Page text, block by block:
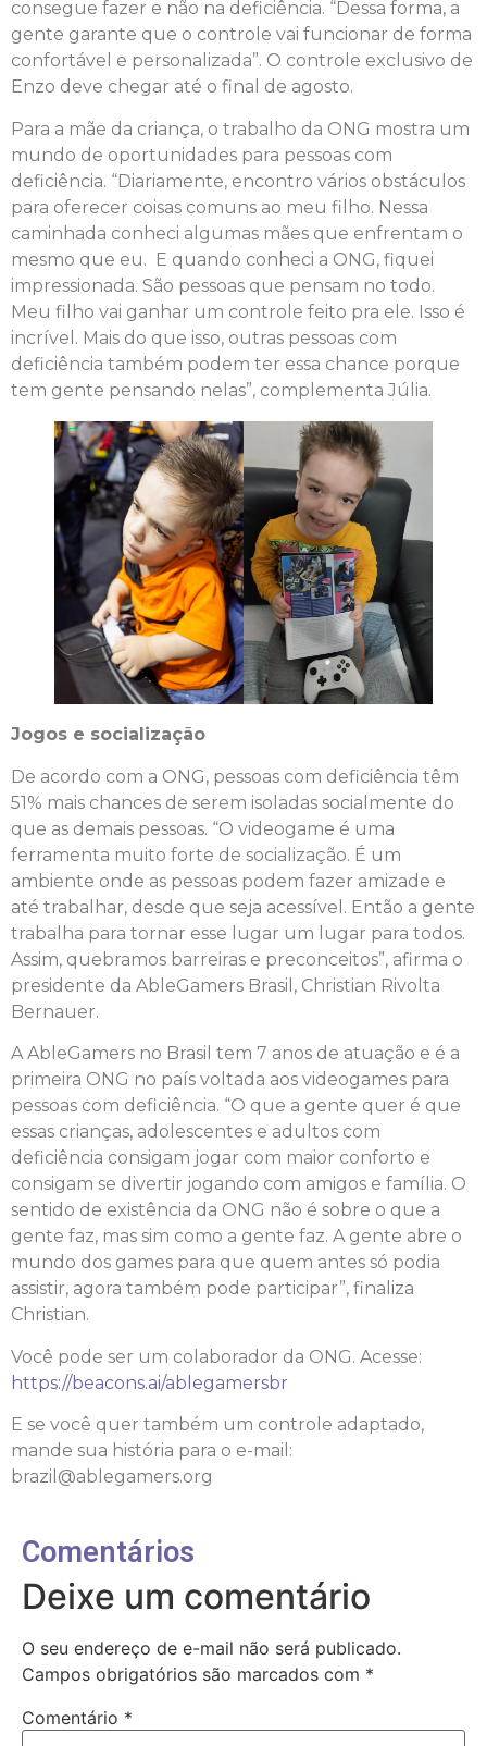
consegue fazer e não na deficiência. “Dessa forma, a
gente garante que o controle vai funcionar de forma
confortável e personalizada”. O controle exclusivo de
Enzo deve chegar até o final de agosto.
Para a mãe da criança, o trabalho da ONG mostra um
mundo de oportunidades para pessoas com
deficiência. “Diariamente, encontro vários obstáculos
para oferecer coisas comuns ao meu filho. Nessa
caminhada conheci algumas mães que enfrentam o
mesmo que eu. E quando conheci a ONG, fiquei
impressionada. São pessoas que pensam no todo.
Meu filho vai ganhar um controle feito pra ele. Isso é
incrível. Mais do que isso, outras pessoas com
deficiência também podem ter essa chance porque
tem gente pensando nelas”, complementa Júlia.
Jogos e socialização
De acordo com a ONG, pessoas com deficiência têm
51% mais chances de serem isoladas socialmente do
que as demais pessoas. “O videogame é uma
ferramenta muito forte de socialização. É um
ambiente onde as pessoas podem fazer amizade e
até trabalhar, desde que seja acessível. Então a gente
trabalha para tornar esse lugar um lugar para todos.
Assim, quebramos barreiras e preconceitos”, afirma o
presidente da AbleGamers Brasil, Christian Rivolta
Bernauer.
A AbleGamers no Brasil tem 7 anos de atuação e é a
primeira ONG no país voltada aos videogames para
pessoas com deficiência. “O que a gente quer é que
essas crianças, adolescentes e adultos com
deficiência consigam jogar com maior conforto e
consigam se divertir jogando com amigos e família. O
sentido de existência da ONG não é sobre o que a
gente faz, mas sim como a gente faz. A gente abre o
mundo dos games para que quem antes só podia
assistir, agora também pode participar”, finaliza
Christian.
Você pode ser um colaborador da ONG. Acesse:
https://beacons.ai/ablegamersbr
E se você quer também um controle adaptado,
mande sua história para o e-mail:
brazil@ablegamers.org
Comentários
Deixe um comentário
O seu endereço de e-mail não será publicado.
Campos obrigatórios são marcados com *
Comentário *